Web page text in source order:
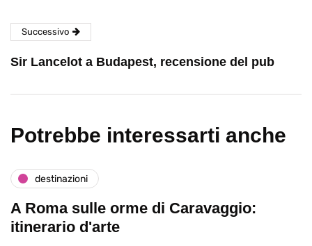
Successivo
Sir Lancelot a Budapest, recensione del pub
Potrebbe interessarti anche
destinazioni
A Roma sulle orme di Caravaggio:
itinerario d'arte